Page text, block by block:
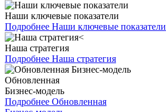
Наши ключевые показатели
Подробнее Наши ключевые показатели
Наша стратегия
Подробнее Наша стратегия
Обновленная
Бизнес-модель
Подробнее Обновленная